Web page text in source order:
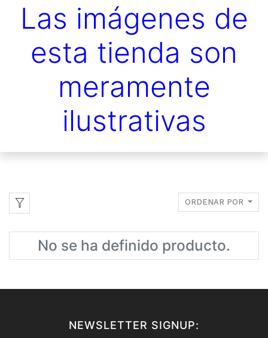
Las imágenes de
esta tienda son
meramente
ilustrativas
ORDENAR POR
No se ha definido producto.
NEWSLETTER SIGNUP: